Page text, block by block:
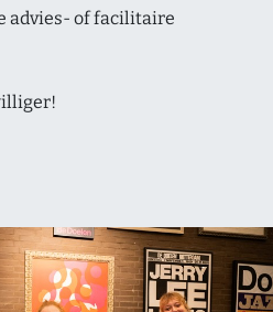
advies- of facilitaire